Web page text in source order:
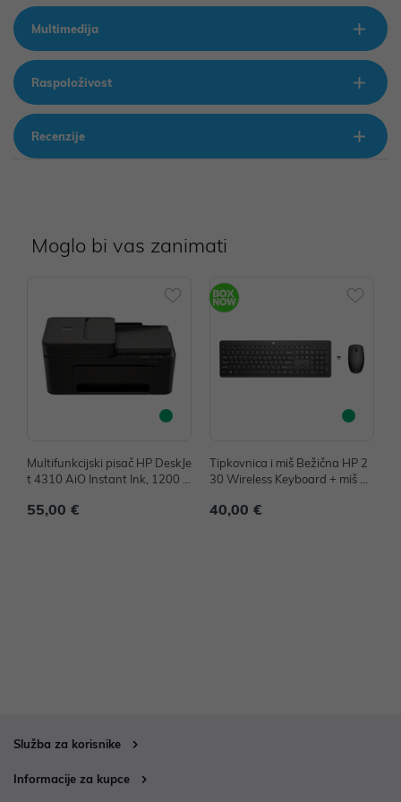
Multimedija
Raspoloživost
Recenzije
Moglo bi vas zanimati
Multifunkcijski pisač HP DeskJe
t 4310 AiO Instant Ink, 1200 x
Fi, A24HPB
55,00 €
Tipkovnica i miš Bežična HP 2
30 Wireless Keyboard + miš Co
40,00 €
Služba za korisnike
Informacije za kupce